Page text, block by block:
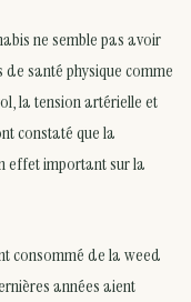
ne semble pas avoir
santé physique comme
la tension artérielle et
constaté que la
effet important sur la
consommé de la weed
années aient